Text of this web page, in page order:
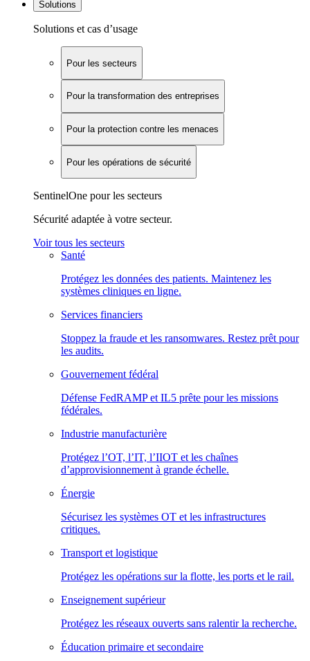
Solutions
Solutions et cas d’usage
Pour les secteurs
Pour la transformation des entreprises
Pour la protection contre les menaces
Pour les opérations de sécurité
SentinelOne pour les secteurs
Sécurité adaptée à votre secteur.
Voir tous les secteurs
Santé
Protégez les données des patients. Maintenez les
systèmes cliniques en ligne.
Services financiers
Stoppez la fraude et les ransomwares. Restez prêt pour
les audits.
Gouvernement fédéral
Défense FedRAMP et IL5 prête pour les missions
fédérales.
Industrie manufacturière
Protégez l’OT, l’IT, l’IIOT et les chaînes
d’approvisionnement à grande échelle.
Énergie
Sécurisez les systèmes OT et les infrastructures
critiques.
Transport et logistique
Protégez les opérations sur la flotte, les ports et le rail.
Enseignement supérieur
Protégez les réseaux ouverts sans ralentir la recherche.
Éducation primaire et secondaire